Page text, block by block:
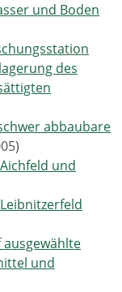
und Boden
des
abbaubare
und
und